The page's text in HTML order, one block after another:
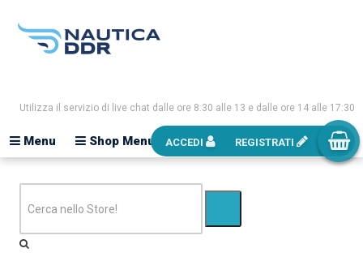
Utilizza il servizio di live chat dalle ore 8:30 alle 13 e dalle ore 14 alle 17:30
Shop Menu
Menu ACCEDI REGISTRATI